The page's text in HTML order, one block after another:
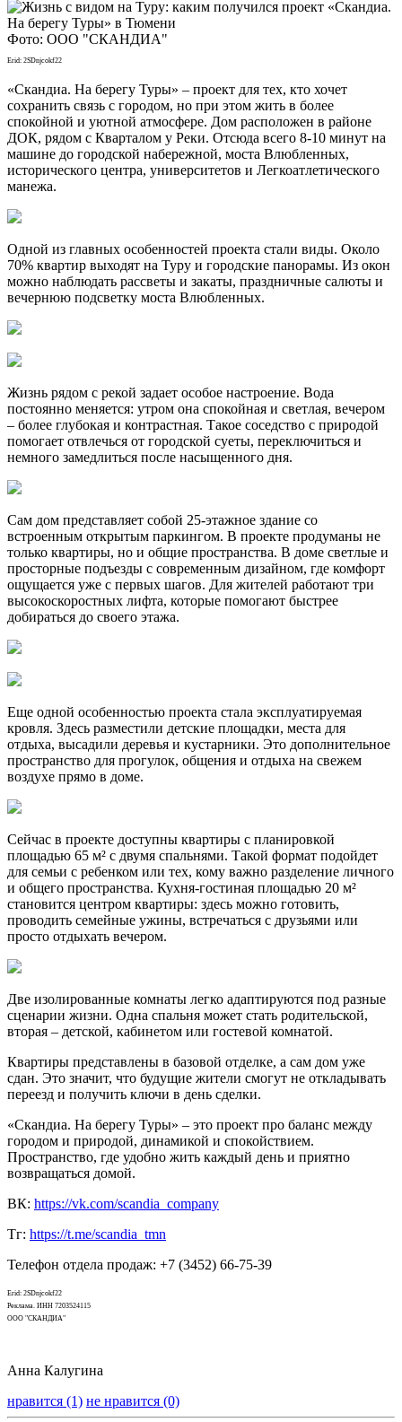
Фото: ООО "СКАНДИА"
Erid: 2SDnjcokf22
«Скандиа. На берегу Туры» – проект для тех, кто хочет
сохранить связь с городом, но при этом жить в более
спокойной и уютной атмосфере. Дом расположен в районе
ДОК, рядом с Кварталом у Реки. Отсюда всего 8-10 минут на
машине до городской набережной, моста Влюбленных,
исторического центра, университетов и Легкоатлетического
манежа.
Одной из главных особенностей проекта стали виды. Около
70% квартир выходят на Туру и городские панорамы. Из окон
можно наблюдать рассветы и закаты, праздничные салюты и
вечернюю подсветку моста Влюбленных.
Жизнь рядом с рекой задает особое настроение. Вода
постоянно меняется: утром она спокойная и светлая, вечером
– более глубокая и контрастная. Такое соседство с природой
помогает отвлечься от городской суеты, переключиться и
немного замедлиться после насыщенного дня.
Сам дом представляет собой 25-этажное здание со
встроенным открытым паркингом. В проекте продуманы не
только квартиры, но и общие пространства. В доме светлые и
просторные подъезды с современным дизайном, где комфорт
ощущается уже с первых шагов. Для жителей работают три
высокоскоростных лифта, которые помогают быстрее
добираться до своего этажа.
Еще одной особенностью проекта стала эксплуатируемая
кровля. Здесь разместили детские площадки, места для
отдыха, высадили деревья и кустарники. Это дополнительное
пространство для прогулок, общения и отдыха на свежем
воздухе прямо в доме.
Сейчас в проекте доступны квартиры с планировкой
площадью 65 м² с двумя спальнями. Такой формат подойдет
для семьи с ребенком или тех, кому важно разделение личного
и общего пространства. Кухня-гостиная площадью 20 м²
становится центром квартиры: здесь можно готовить,
проводить семейные ужины, встречаться с друзьями или
просто отдыхать вечером.
Две изолированные комнаты легко адаптируются под разные
сценарии жизни. Одна спальня может стать родительской,
вторая – детской, кабинетом или гостевой комнатой.
Квартиры представлены в базовой отделке, а сам дом уже
сдан. Это значит, что будущие жители смогут не откладывать
переезд и получить ключи в день сделки.
«Скандиа. На берегу Туры» – это проект про баланс между
городом и природой, динамикой и спокойствием.
Пространство, где удобно жить каждый день и приятно
возвращаться домой.
ВК: https://vk.com/scandia_company
Тг: https://t.me/scandia_tmn
Телефон отдела продаж: +7 (3452) 66-75-39
Erid: 2SDnjcokf22
Реклама. ИНН 7203524115
ООО "СКАНДИА"
Анна Калугина
нравится (1) не нравится (0)